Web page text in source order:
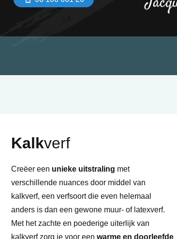
Kalkverf
Creëer een unieke uitstraling met
verschillende nuances door middel van
kalkverf, een verfsoort die even helemaal
anders is dan een gewone muur- of latexverf.
Met het zachte en poederige uiterlijk van
kalkverf zorg je voor een warme en doorleefde